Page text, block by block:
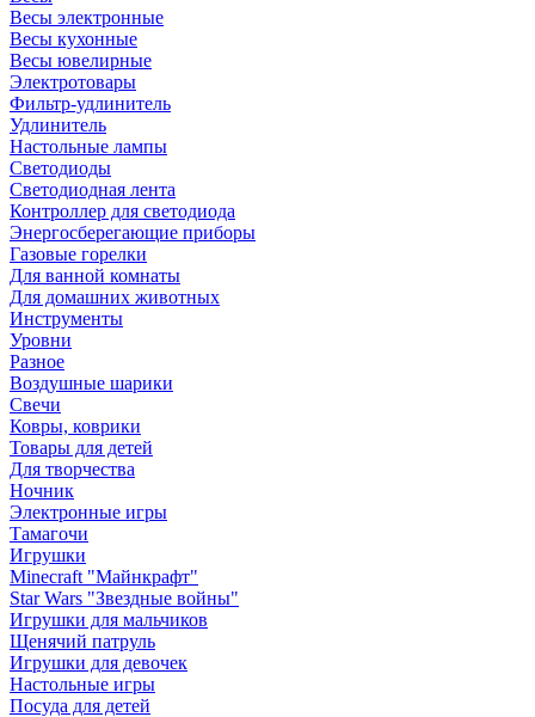
Весы электронные
Весы кухонные
Весы ювелирные
Электротовары
Фильтр-удлинитель
Удлинитель
Настольные лампы
Светодиоды
Светодиодная лента
Контроллер для светодиода
Энергосберегающие приборы
Газовые горелки
Для ванной комнаты
Для домашних животных
Инструменты
Уровни
Разное
Воздушные шарики
Свечи
Ковры, коврики
Товары для детей
Для творчества
Ночник
Электронные игры
Тамагочи
Игрушки
Minecraft "Майнкрафт"
Star Wars "Звездные войны"
Игрушки для мальчиков
Щенячий патруль
Игрушки для девочек
Настольные игры
Посуда для детей